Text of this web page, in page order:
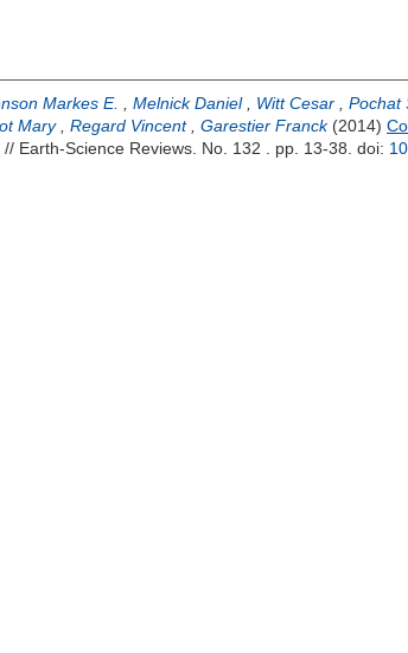
Markes E. Melnick Daniel Witt Cesar Pochat
Mary Regard Vincent Garestier Franck (2014)
// Earth-Science Reviews. No. 132 . pp. 13-38. doi: